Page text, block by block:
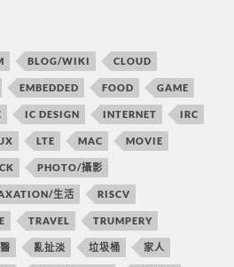
BLOG/WIKI CLOUD
EMBEDDED FOOD GAME
IC DESIGN INTERNET IRC
LTE MAC MOVIE
PHOTO/攝影
生活 RISCV
TRAVEL TRUMPERY
亂扯淡 垃圾桶 家人